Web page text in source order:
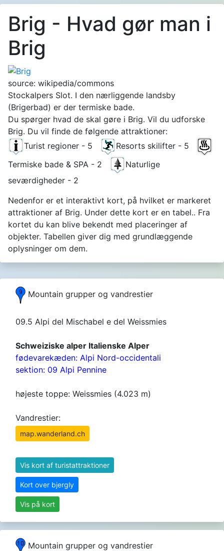
Brig - Hvad gør man i
Brig
source: wikipedia/commons
Stockalpers Slot. I den nærliggende landsby
(Brigerbad) er der termiske bade.
Du spørger hvad de skal gøre i Brig. Vil du udforske
Brig. Du vil finde de følgende attraktioner:
Turist regioner - 5
Resorts skilifter - 5
Termiske bade & SPA - 2
Naturlige
seværdigheder - 2
Nedenfor er et interaktivt kort, på hvilket er markeret
attraktioner af Brig. Under dette kort er en tabel.. Fra
kortet du kan blive bekendt med placeringer af
objekter. Tabellen giver dig med grundlæggende
oplysninger om dem.
Mountain grupper og vandrestier
09.5 Alpi del Mischabel e del Weissmies
Schweiziske alper Italienske Alper
fødevarekæden: Alpi Nord-occidentali
sektion: 09 Alpi Pennine
højeste toppe: Weissmies (4.023 m)
Vandrestier:
map.wanderland.ch
Vis kort af turistattraktioner
Kort over bjergly
Vis på kort
Mountain grupper og vandrestier